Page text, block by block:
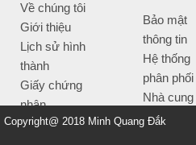
Về chúng tôi
Giới thiệu
Lịch sử hình
thành
Giấy chứng
nhận
Bảo mật
thông tin
Hệ thống
phân phối
Nhà
Tiêu chí
Copyright@ 2018 Minh Quang Đắk